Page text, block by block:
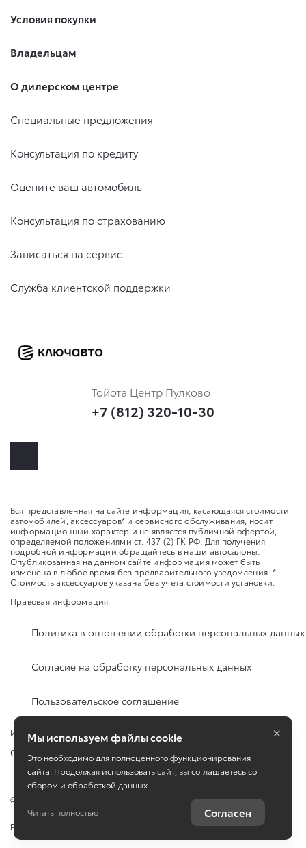
Условия покупки
Владельцам
О дилерском центре
Специальные предложения
Консультация по кредиту
Оцените ваш автомобиль
Консультация по страхованию
Записаться на сервис
Служба клиентской поддержки
Тойота Центр Пулково
+7 (812) 320-10-30
Вся представленная на сайте информация, касающаяся стоимости
автомобилей, аксессуаров* и сервисного обслуживания, носит
информационный характер и не является публичной офертой,
определяемой положениями ст. 437 (2) ГК РФ. Для получения
подробной информации обращайтесь в наши автосалоны.
Опубликованная на данном сайте информация может быть
изменена в любое время без предварительного уведомления. *
Стоимость аксессуаров указана без учета стоимости установки.
Правовая информация
Политика в отношении обработки персональных данных
Согласие на обработку персональных данных
Пользовательское соглашение
Изменить настройку cookies
Сбросить cookie
© Тойота Центр Пулково-Пискаревский ( Группа)
Работает на технологиях
Мы используем файлы cookie
Это необходимо для полноценного функционирования
сайта. Продолжая использовать сайт, вы соглашаетесь со
сбором и обработкой данных.
Читать полностью Согласен
×